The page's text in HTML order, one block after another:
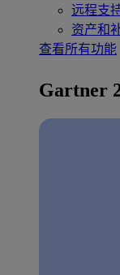
远程支
资产和
查看所有功能
Gartner